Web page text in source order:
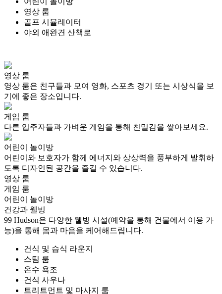
영상 룸
골프 시뮬레이터
야외 애완견 산책로
영상 룸
영상 룸은 친구들과 모여 영화, 스포츠 경기 또는 시상식을 보
기에 좋은 장소입니다.
게임 룸
다른 입주자들과 가벼운 게임을 통해 친밀감을 쌓아보세요.
어린이 놀이방
어린이와 보호자가 함께 에너지와 상상력을 풍부하게 발휘하
도록 디자인된 공간을 즐길 수 있습니다.
영상 룸
게임 룸
어린이 놀이방
건강과 웰빙
99 Hudson은 다양한 웰빙 시설(예약을 통해 건물에서 이용 가
능)을 통해 몸과 마음을 케어해드립니다.
건식 및 습식 라운지
스팀 룸
온수 욕조
건식 사우나
트리트먼트 및 마사지 룸